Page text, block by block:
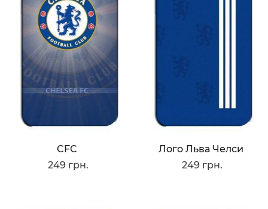
CFC
249 грн.
Лого Льва Челси
249 грн.